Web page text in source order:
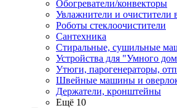
Обогреватели/конвекторы
Увлажнители и очистители
Роботы стеклоочистители
Сантехника
Стиральные, сушильные
Устройства для "Умного
Утюги, парогенераторы,
Швейные машины и
Держатели, кронштейны
Ещё 10